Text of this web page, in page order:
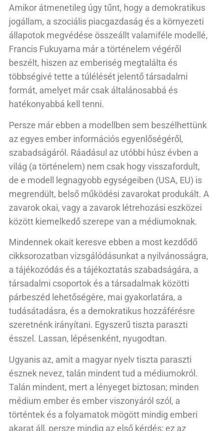
Amikor átmenetileg úgy tűnt, hogy a demokratikus
jogállam, a szociális piacgazdaság és a környezeti
állapotok megvédése összeállt valamiféle modellé,
Francis Fukuyama már a történelem végéről
beszélt, hiszen az emberiség megtalálta és
többségivé tette a túlélését jelentő társadalmi
formát, amelyet már csak általánosabbá és
hatékonyabbá kell tenni.
Persze már ebben a modellben sem beszélhettünk
az egyes ember információs egyenlőségéről,
szabadságáról. Ráadásul az utóbbi húsz évben a
világ (a történelem) nem csak hogy visszafordult,
de e modell legnagyobb egységeiben (USA, EU) is
megrendült, belső működési zavarokat produkált. A
zavarok okai, vagy a zavarok létrehozási eszközei
között kiemelkedő szerepe van a médiumoknak.
Mindennek okait keresve ebben a most kezdődő
cikksorozatban vizsgálódásunkat a nyilvánosságra,
a tájékozódás és a tájékoztatás szabadságára, a
társadalmi csoportok és a társadalmak közötti
párbeszéd lehetőségére, mai gyakorlatára, a
tudásátadásra, és a demokratikus hozzáférésre
szeretnénk irányítani. Egyszerű tiszta paraszti
ésszel. Lassan, lépésenként, nyugodtan.
Ugyanis az, amit a magyar nyelv tiszta paraszti
észnek nevez, talán mindent tud a médiumokról.
Talán mindent, mert a lényeget biztosan; minden
médium ember és ember viszonyáról szól, a
történtek és a folyamatok mögött mindig emberi
akarat áll, persze mindig az első kérdés; ez az